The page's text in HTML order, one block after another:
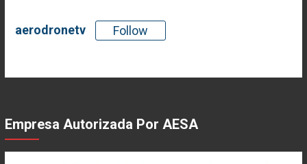
aerodronetv Follow
Empresa Autorizada Por AESA